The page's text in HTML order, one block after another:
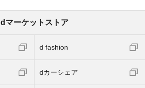
dマーケットストア
d fashion
dカーシェア